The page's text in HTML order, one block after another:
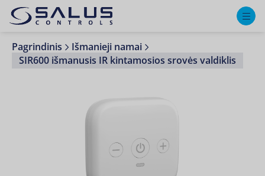
Pagrindinis
Išmanieji namai
SIR600 išmanusis IR kintamosios srovės valdiklis